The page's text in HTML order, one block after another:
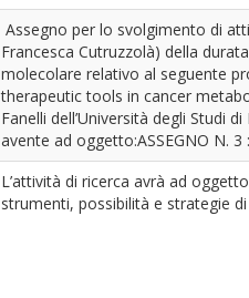
Assegno per lo svolgimento di
Francesca Cutruzzolà) della
molecolare relativo al seguente
therapeutic tools in cancer
Fanelli dell’Università degli Studi
avente ad oggetto:ASSEGNO N.
L’attività di ricerca avrà ad
strumenti, possibilità e strategie